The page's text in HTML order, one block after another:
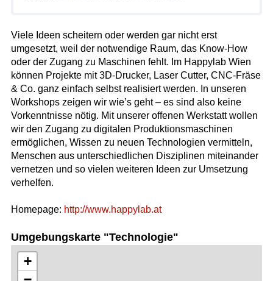
Viele Ideen scheitern oder werden gar nicht erst
umgesetzt, weil der notwendige Raum, das Know-How
oder der Zugang zu Maschinen fehlt. Im Happylab Wien
können Projekte mit 3D-Drucker, Laser Cutter, CNC-Fräse
& Co. ganz einfach selbst realisiert werden. In unseren
Workshops zeigen wir wie’s geht – es sind also keine
Vorkenntnisse nötig. Mit unserer offenen Werkstatt wollen
wir den Zugang zu digitalen Produktionsmaschinen
ermöglichen, Wissen zu neuen Technologien vermitteln,
Menschen aus unterschiedlichen Disziplinen miteinander
vernetzen und so vielen weiteren Ideen zur Umsetzung
verhelfen.
Homepage: http://www.happylab.at
Umgebungskarte "Technologie"
+